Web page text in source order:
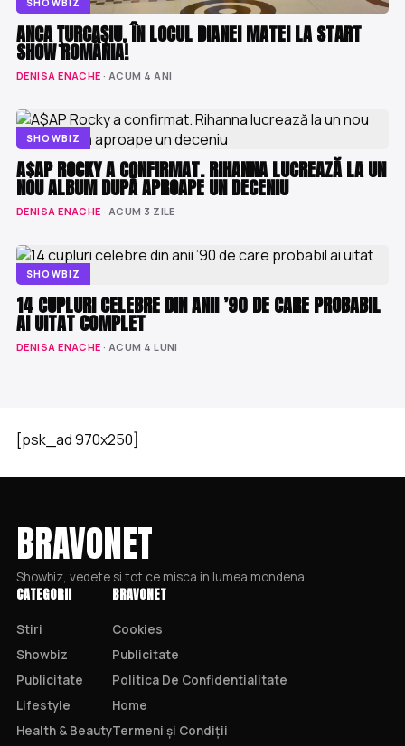
SHOWBIZ
ANCA ŢURCAŞIU, ÎN LOCUL DIANEI MATEI LA START
SHOW ROMÂNIA!
DENISA ENACHE · ACUM 4 ANI
SHOWBIZ
A$AP ROCKY A CONFIRMAT. RIHANNA LUCREAZĂ LA UN
NOU ALBUM DUPĂ APROAPE UN DECENIU
DENISA ENACHE · ACUM 3 ZILE
SHOWBIZ
14 CUPLURI CELEBRE DIN ANII ’90 DE CARE PROBABIL
AI UITAT COMPLET
DENISA ENACHE · ACUM 4 LUNI
[psk_ad 970x250]
BRAVONET
Showbiz, vedete si tot ce misca in lumea mondena
CATEGORII
Stiri
Showbiz
Publicitate
Lifestyle
Health & Beauty
BRAVONET
Cookies
Publicitate
Politica De Confidentialitate
Home
Termeni și Condiții